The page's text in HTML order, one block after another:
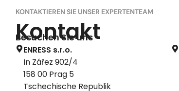
KONTAKTIEREN SIE UNSER EXPERTENTEAM
Kontakt
Besuchen Sie uns
ENRESS s.r.o.
In Zářez 902/4
158 00 Prag 5
Tschechische Republik